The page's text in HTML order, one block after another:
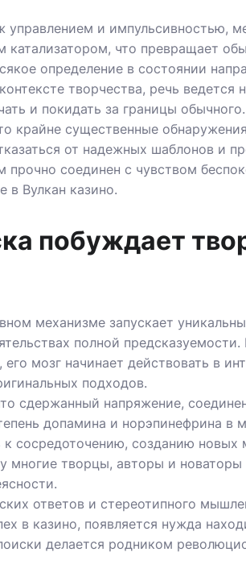
управлением и импульсивностью,
катализатором, что превращает
определение в состоянии
творчества, речь ведется
и покидать за границы обычного.
крайне существенные
от надежных шаблонов и
соединен с чувством
в Вулкан казино.
побуждает
механизме запускает
полной предсказуемости.
мозг начинает действовать в
подходов.
сдержанный напряжение,
допамина и норэпинефрина в
к сосредоточению, созданию новых
многие творцы, авторы и новаторы
ответов и стереотипного
в казино, появляется нужда
делается родником